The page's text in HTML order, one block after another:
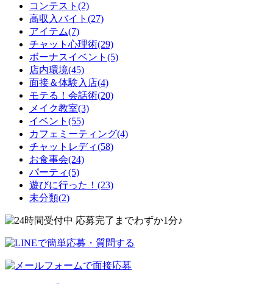
コンテスト(2)
高収入バイト(27)
アイテム(7)
チャット心理術(29)
ボーナスイベント(5)
店内環境(45)
面接＆体験入店(4)
モテる！会話術(20)
メイク教室(3)
イベント(55)
カフェミーティング(4)
チャットレディ(58)
お食事会(24)
パーティ(5)
遊びに行った！(23)
未分類(2)